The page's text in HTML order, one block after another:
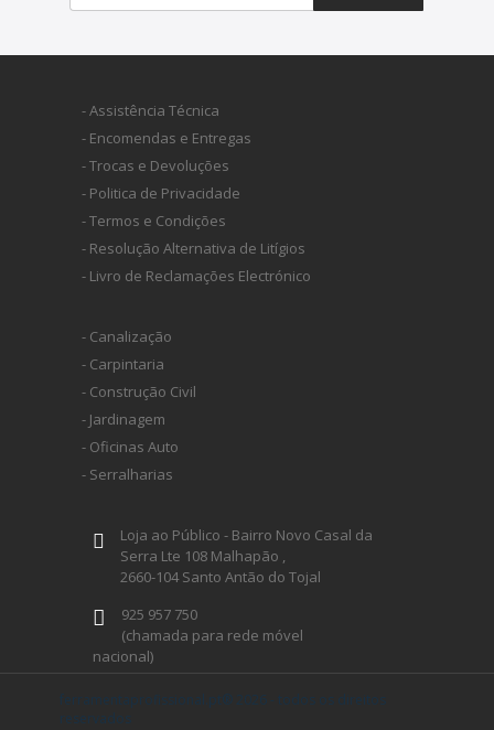
- Assistência Técnica
- Encomendas e Entregas
- Trocas e Devoluções
- Politica de Privacidade
- Termos e Condições
- Resolução Alternativa de Litígios
- Livro de Reclamações Electrónico
- Canalização
- Carpintaria
- Construção Civil
- Jardinagem
- Oficinas Auto
- Serralharias
Loja ao Público - Bairro Novo Casal da
Serra Lte 108 Malhapão ,
2660-104 Santo Antão do Tojal
925 957 750
(chamada para rede móvel
nacional)
geral@ferramentaprofissional.pt
ferramentaprofissional.pt® 2026 - todos os direitos
reservados